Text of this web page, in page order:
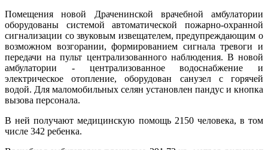
Помещения новой Драченинской врачебной амбулатории
оборудованы системой автоматической пожарно-охранной
сигнализации со звуковым извещателем, предупреждающим о
возможном возгорании, формированием сигнала тревоги и
передачи на пульт централизованного наблюдения. В новой
амбулатории - централизованное водоснабжение и
электрическое отопление, оборудован санузел с горячей
водой. Для маломобильных селян установлен пандус и кнопка
вызова персонала.
В ней получают медицинскую помощь 2150 человека, в том
числе 342 ребенка.